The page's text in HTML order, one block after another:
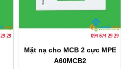
Mặt nạ cho MCB 2 cực MPE
A60MCB2